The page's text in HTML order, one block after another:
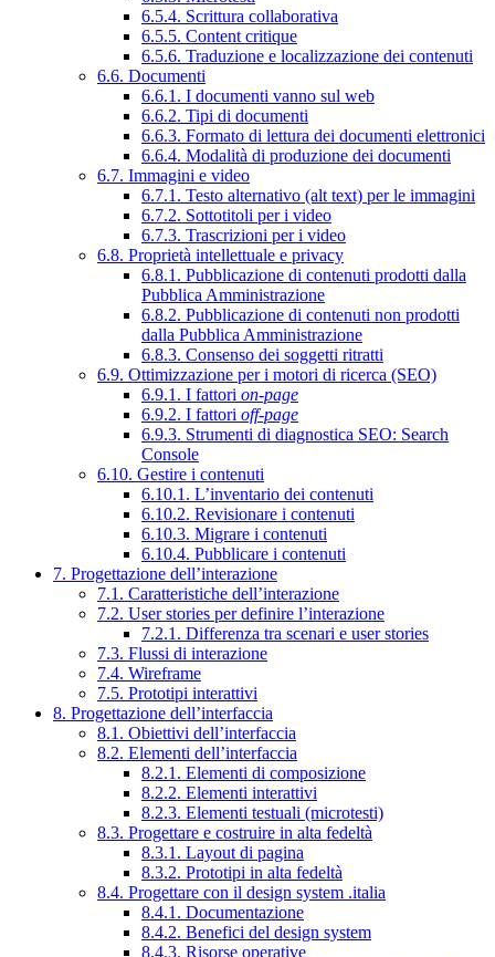
6.5.4. Scrittura collaborativa
6.5.5. Content critique
6.5.6. Traduzione e localizzazione dei contenuti
6.6. Documenti
6.6.1. I documenti vanno sul web
6.6.2. Tipi di documenti
6.6.3. Formato di lettura dei documenti elettronici
6.6.4. Modalità di produzione dei documenti
6.7. Immagini e video
6.7.1. Testo alternativo (alt text) per le immagini
6.7.2. Sottotitoli per i video
6.7.3. Trascrizioni per i video
6.8. Proprietà intellettuale e privacy
6.8.1. Pubblicazione di contenuti prodotti dalla
Pubblica Amministrazione
6.8.2. Pubblicazione di contenuti non prodotti
dalla Pubblica Amministrazione
6.8.3. Consenso dei soggetti ritratti
6.9. Ottimizzazione per i motori di ricerca (SEO)
6.9.1. I fattori on-page
6.9.2. I fattori off-page
6.9.3. Strumenti di diagnostica SEO: Search
Console
6.10. Gestire i contenuti
6.10.1. L’inventario dei contenuti
6.10.2. Revisionare i contenuti
6.10.3. Migrare i contenuti
6.10.4. Pubblicare i contenuti
7. Progettazione dell’interazione
7.1. Caratteristiche dell’interazione
7.2. User stories per definire l’interazione
7.2.1. Differenza tra scenari e user stories
7.3. Flussi di interazione
7.4. Wireframe
7.5. Prototipi interattivi
8. Progettazione dell’interfaccia
8.1. Obiettivi dell’interfaccia
8.2. Elementi dell’interfaccia
8.2.1. Elementi di composizione
8.2.2. Elementi interattivi
8.2.3. Elementi testuali (microtesti)
8.3. Progettare e costruire in alta fedeltà
8.3.1. Layout di pagina
8.3.2. Prototipi in alta fedeltà
8.4. Progettare con il design system .italia
8.4.1. Documentazione
8.4.2. Benefici del design system
8.4.3. Risorse operative